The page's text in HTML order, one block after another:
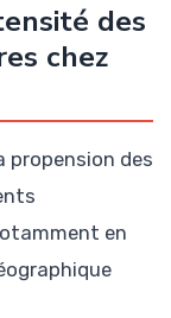
des
chez
propension des
en